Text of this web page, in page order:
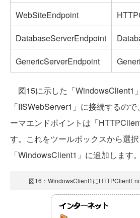
WebSiteEndpoint
DatabaseServerEndpoint
GenericServerEndpoint
図15に示した「WindowsClient1
「IISWebServer1」に接続するの
ーマエンドポイントは「
す。これをツールボックスから選択
「WindowsClient1」に追加します。
図16：WindowsClient1に